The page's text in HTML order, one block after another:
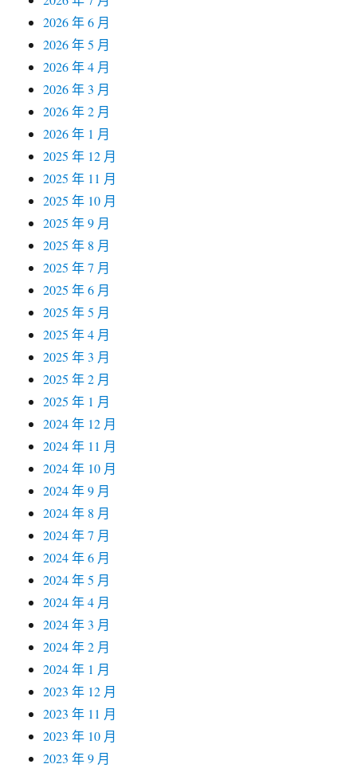
2026 年 6 月
2026 年 5 月
2026 年 4 月
2026 年 3 月
2026 年 2 月
2026 年 1 月
2025 年 12 月
2025 年 11 月
2025 年 10 月
2025 年 9 月
2025 年 8 月
2025 年 7 月
2025 年 6 月
2025 年 5 月
2025 年 4 月
2025 年 3 月
2025 年 2 月
2025 年 1 月
2024 年 12 月
2024 年 11 月
2024 年 10 月
2024 年 9 月
2024 年 8 月
2024 年 7 月
2024 年 6 月
2024 年 5 月
2024 年 4 月
2024 年 3 月
2024 年 2 月
2024 年 1 月
2023 年 12 月
2023 年 11 月
2023 年 10 月
2023 年 9 月